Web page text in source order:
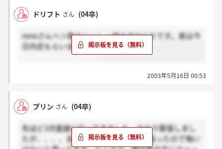
そうです。理由は頑張っている人ほどそれ相当の給料
になるように考えているようです。休日は会社側とし
とのことでした。きちんと仕事をこなしている人は時
間内に帰宅されているようなのでどこの会社でもそう
だと思いますが自分次第だと思います。休日は水曜日
を考えてとるようです。GW・年末年始は実際のとこ
ドリフト さん (04卒)
renoさんへ＞飲みいっしょ組みのひとりです。実は今
日内定もらいました。
2003年5月16日 00:53
プリン さん (04卒)
先ほど3次面接に行ってきました。かなり緊張しまし
たが、、、、自分なりにできるだけ頑張ったので悔い